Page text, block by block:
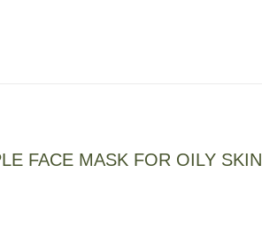
FACE MASK FOR OILY SKIN